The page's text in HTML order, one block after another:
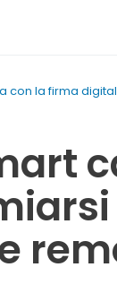
con la firma